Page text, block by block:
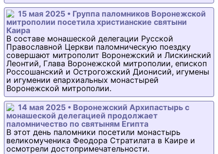
15 мая 2025 • Группа паломников Воронежской
митрополии посетила христианские святыни
Каира
В составе монашеской делегации Русской
Православной Церкви паломническую поездку
совершают митрополит Воронежский и Лискинский
Леонтий, Глава Воронежской митрополии, епископ
Россошанский и Острогожский Дионисий, игумены
и игумении епархиальных монастырей
Воронежской митрополии.
14 мая 2025 • Воронежский Архипастырь с
монашеской делегацией продолжает
паломничество по святыням Египта
В этот день паломники посетили монастырь
великомученика Феодора Стратилата в Каире и
осмотрели достопримечательности.